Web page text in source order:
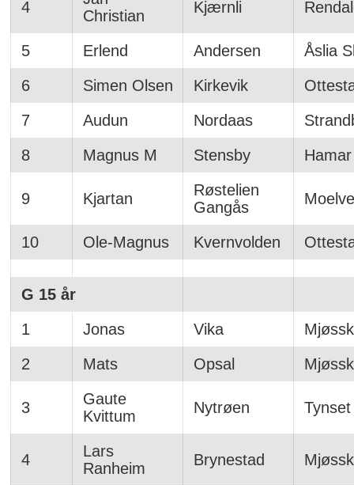
4
Christian
Kjærnli
5 Erlend Andersen
Åslia
6
Simen Olsen Kirkevik
7
Audun Nordaas
8
Magnus M Stensby
9 Kjartan
Røstelien
Gangås
10 Ole-Magnus Kvernvolden
G 15 år
1
Jonas Vika
2
Mats Opsal
3
Gaute
Kvittum
Nytrøen
4
Lars
Ranheim
Brynestad